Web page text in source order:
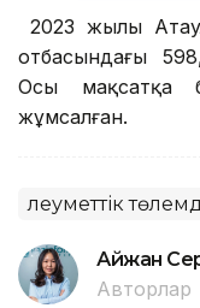
2023 жылы
отбасындағы
Осы мақсатқа
жұмсалған.
Әлеуметтік
Айжан
Авторлар